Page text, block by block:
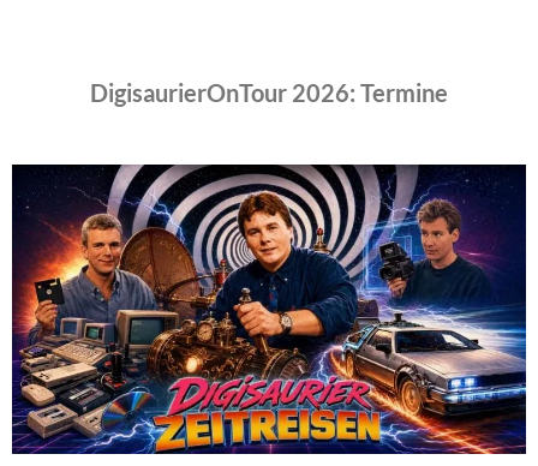
DigisaurierOnTour 2026: Termine